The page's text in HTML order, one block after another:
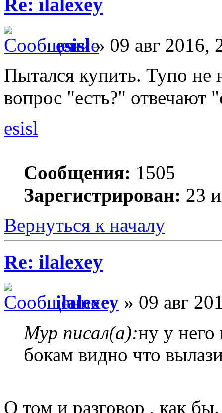
Re: ilalexey
esisl» 09 авг 2016,
Пытался купить. Тупо не
вопрос "есть?" отвечают
esisl
Сообщения: 1505
Зарегистрирован: 23
Вернуться к началу
Re: ilalexey
ilalexey » 09 авг
Myp писал(а):ну у
бокам видно что
О том и разговор , как